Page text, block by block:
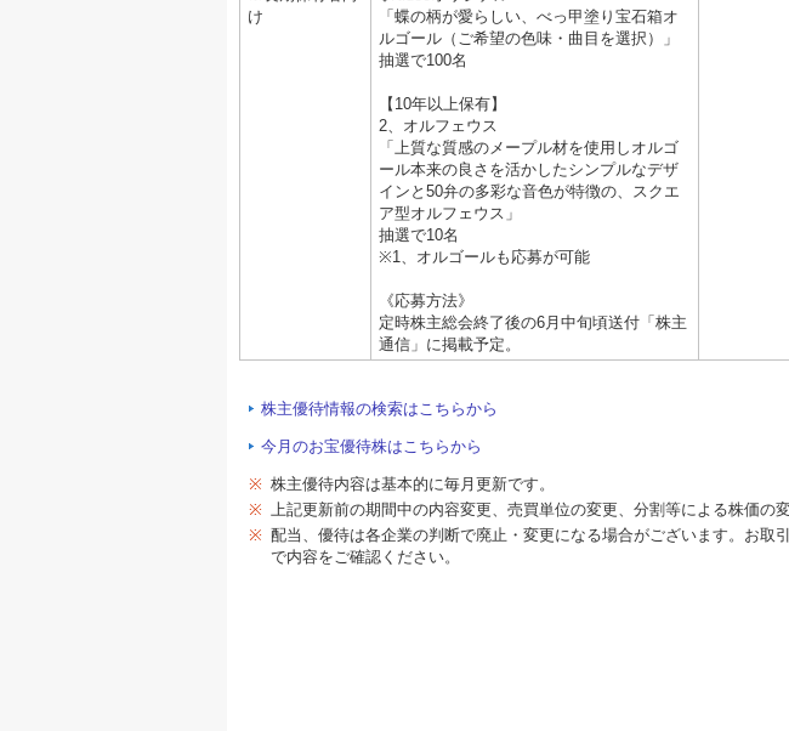
け
「蝶の柄が愛らしい、べっ甲塗り宝石箱オ
ルゴール（ご希望の色味・曲目を選択）」
抽選で100名
【10年以上保有】
2、オルフェウス
「上質な質感のメープル材を使用しオルゴ
ール本来の良さを活かしたシンプルなデザ
インと50弁の多彩な音色が特徴の、スクエ
ア型オルフェウス」
抽選で10名
※1、オルゴールも応募が可能
《応募方法》
定時株主総会終了後の6月中旬頃送付「株主
通信」に掲載予定。
株主優待情報の検索はこちらから
今月のお宝優待株はこちらから
※ 株主優待内容は基本的に毎月更新です。
※ 上記更新前の期間中の内容変更、売買単位の変更、分割等による株価の
※ 配当、優待は各企業の判断で廃止・変更になる場合がございます。お取
で内容をご確認ください。